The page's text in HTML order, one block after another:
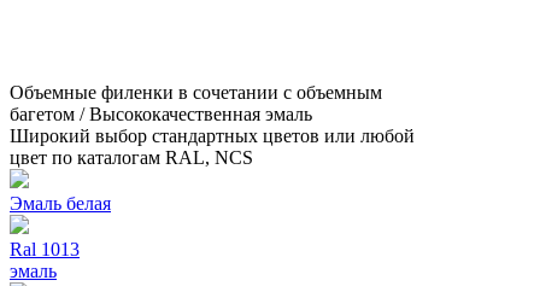
Объемные филенки в сочетании с объемным
багетом / Высококачественная эмаль
Широкий выбор стандартных цветов или любой
цвет по каталогам RAL, NCS
Эмаль белая
Ral 1013
эмаль